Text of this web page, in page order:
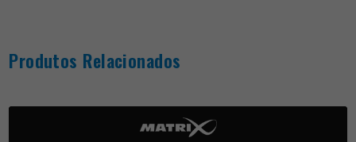
Produtos Relacionados